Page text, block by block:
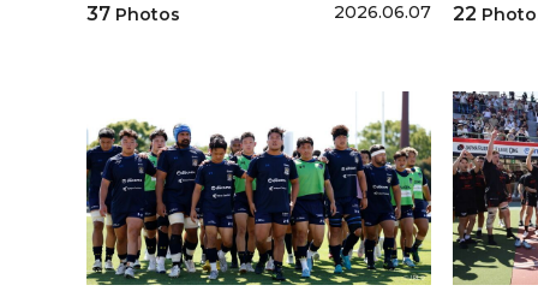
37 Photos 2026.06.07 22